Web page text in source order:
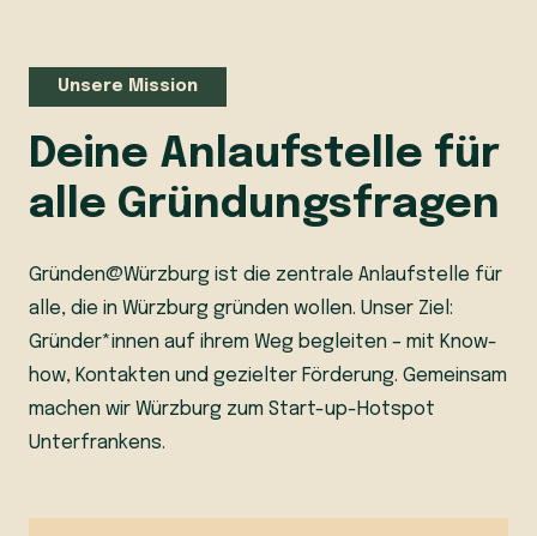
Unsere Mission
Deine Anlaufstelle für
alle Gründungsfragen
Gründen@Würzburg ist die zentrale Anlaufstelle für
alle, die in Würzburg gründen wollen. Unser Ziel:
Gründer*innen auf ihrem Weg begleiten – mit Know-
how, Kontakten und gezielter Förderung. Gemeinsam
machen wir Würzburg zum Start-up-Hotspot
Unterfrankens.